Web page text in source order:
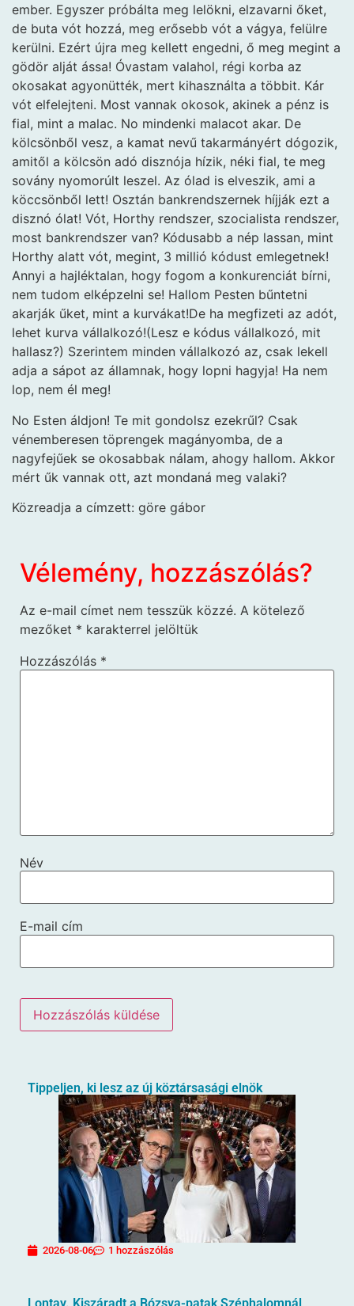
ember. Egyszer próbálta meg lelökni, elzavarni őket,
de buta vót hozzá, meg erősebb vót a vágya, felülre
kerülni. Ezért újra meg kellett engedni, ő meg megint a
gödör alját ássa! Óvastam valahol, régi korba az
okosakat agyonütték, mert kihasználta a többit. Kár
vót elfelejteni. Most vannak okosok, akinek a pénz is
fial, mint a malac. No mindenki malacot akar. De
kölcsönből vesz, a kamat nevű takarmányért dógozik,
amitől a kölcsön adó disznója hízik, néki fial, te meg
sovány nyomorúlt leszel. Az ólad is elveszik, ami a
köccsönből lett! Osztán bankrendszernek híjják ezt a
disznó ólat! Vót, Horthy rendszer, szocialista rendszer,
most bankrendszer van? Kódusabb a nép lassan, mint
Horthy alatt vót, megint, 3 millió kódust emlegetnek!
Annyi a hajléktalan, hogy fogom a konkurenciát bírni,
nem tudom elképzelni se! Hallom Pesten bűntetni
akarják űket, mint a kurvákat!De ha megfizeti az adót,
lehet kurva vállalkozó!(Lesz e kódus vállalkozó, mit
hallasz?) Szerintem minden vállalkozó az, csak lekell
adja a sápot az államnak, hogy lopni hagyja! Ha nem
lop, nem él meg!
No Esten áldjon! Te mit gondolsz ezekrűl? Csak
vénemberesen töprengek magányomba, de a
nagyfejűek se okosabbak nálam, ahogy hallom. Akkor
mért űk vannak ott, azt mondaná meg valaki?
Közreadja a címzett: göre gábor
Vélemény, hozzászólás?
Az e-mail címet nem tesszük közzé. A kötelező
mezőket * karakterrel jelöltük
Hozzászólás *
Név
E-mail cím
Tippeljen, ki lesz az új köztársasági elnök
2026-08-06 1 hozzászólás